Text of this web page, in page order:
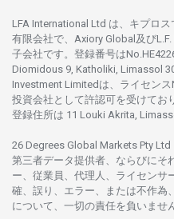
LFA International Ltd は、 キプロス
有限会社で、Axiory Global及び
子会社です。 登録番号は
Diomidous 9, Katholiki, Limassol
Investment Limitedは、 ライセンス
投資会社として許認可を受けてお
登録住所は 11 Louki Akrita,
26 Degrees Global Markets Pty Ltd
第三者データ提供者、ならびにそ
ー、従業員、代理人、ライセンサ
確、誤り、エラー、
または不作為、
について、 一切の責任を負いませ